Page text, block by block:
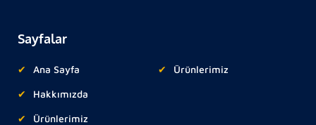
Sayfalar
Ana Sayfa
Hakkımızda
Ürünlerimiz
Ürünlerimiz